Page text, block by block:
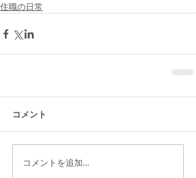
住職の日常
コメント
コメントを追加…